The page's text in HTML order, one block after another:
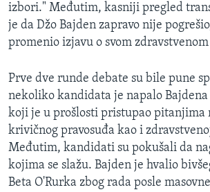
izbori." Međutim, kasniji pregled
je da Džo Bajden zapravo nije
promenio izjavu o svom
Prve dve runde debate su bile pune
nekoliko kandidata je napalo Bajdena
koji je u prošlosti pristupao pitanjima
krivičnog pravosuđa kao i
Međutim, kandidati su pokušali da
kojima se slažu. Bajden je hvalio
Beta O'Rurka zbog rada posle